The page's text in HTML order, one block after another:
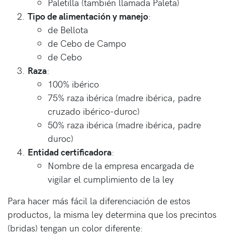
Tipo de alimentación y manejo:
de Bellota
de Cebo de Campo
de Cebo
Raza:
100% ibérico
75% raza ibérica (madre ibérica, padre
cruzado ibérico-duroc)
50% raza ibérica (madre ibérica, padre
duroc)
Entidad certificadora:
Nombre de la empresa encargada de
vigilar el cumplimiento de la ley
Para hacer más fácil la diferenciación de estos
productos, la misma ley determina que los precintos
(bridas) tengan un color diferente: